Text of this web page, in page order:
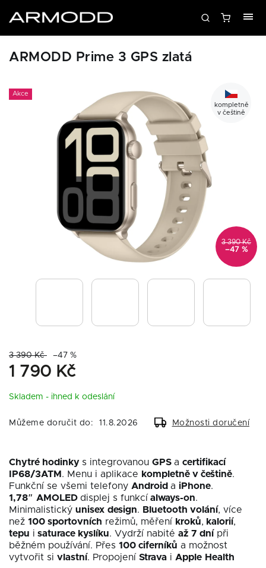
ARMODD Prime 3 GPS zlatá
3 390 Kč
–47 %
Akce
kompletně
v češtině
3 390 Kč –47 %
1 790 Kč
Skladem - ihned k odeslání
Můžeme doručit do: 11.8.2026 Možnosti doručení
Chytré hodinky s integrovanou GPS a certifikací
IP68/3ATM. Menu i aplikace kompletně v češtině.
Funkční se všemi telefony Android a iPhone.
1,78″ AMOLED displej s funkcíalways-on.
Minimalistický unisex design. Bluetooth volání, více
než 100 sportovních režimů, měření kroků, kalorií,
tepu i saturace kyslíku. Vydrží nabité až 7 dnípři
běžném používání. Přes 100 ciferníků a možnost
vytvořit si vlastní. Propojení Strava i Apple Health